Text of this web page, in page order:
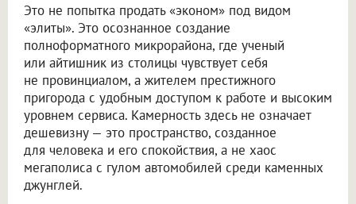
Это не попытка продать «эконом» под видом
«элиты». Это осознанное создание
полноформатного микрорайона, где ученый
или айтишник из столицы чувствует себя
не провинциалом, а жителем престижного
пригорода с удобным доступом к работе и высоким
уровнем сервиса. Камерность здесь не означает
дешевизну — это пространство, созданное
для человека и его спокойствия, а не хаос
мегаполиса с гулом автомобилей среди каменных
джунглей.